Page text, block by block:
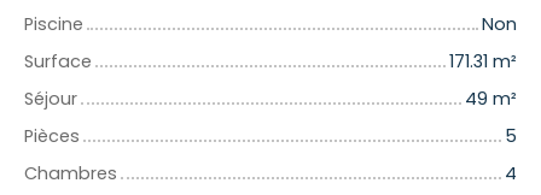
Piscine
Non
Surface
171.31 m²
Séjour
49 m²
Pièces
5
Chambres
4